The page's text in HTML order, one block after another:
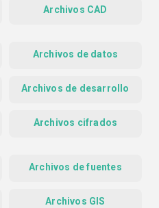
Archivos CAD
Archivos de datos
Archivos de desarrollo
Archivos cifrados
Archivos de fuentes
Archivos GIS